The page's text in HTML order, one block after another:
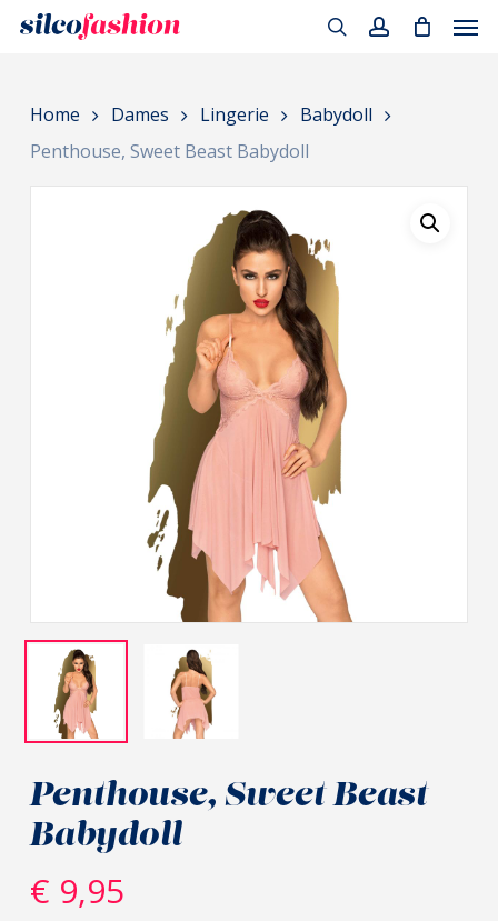
Skip
content
Home Dames Lingerie
Babydoll
Penthouse, Sweet Beast Babydoll
Penthouse, Sweet Beast
Babydoll
€ 9,95